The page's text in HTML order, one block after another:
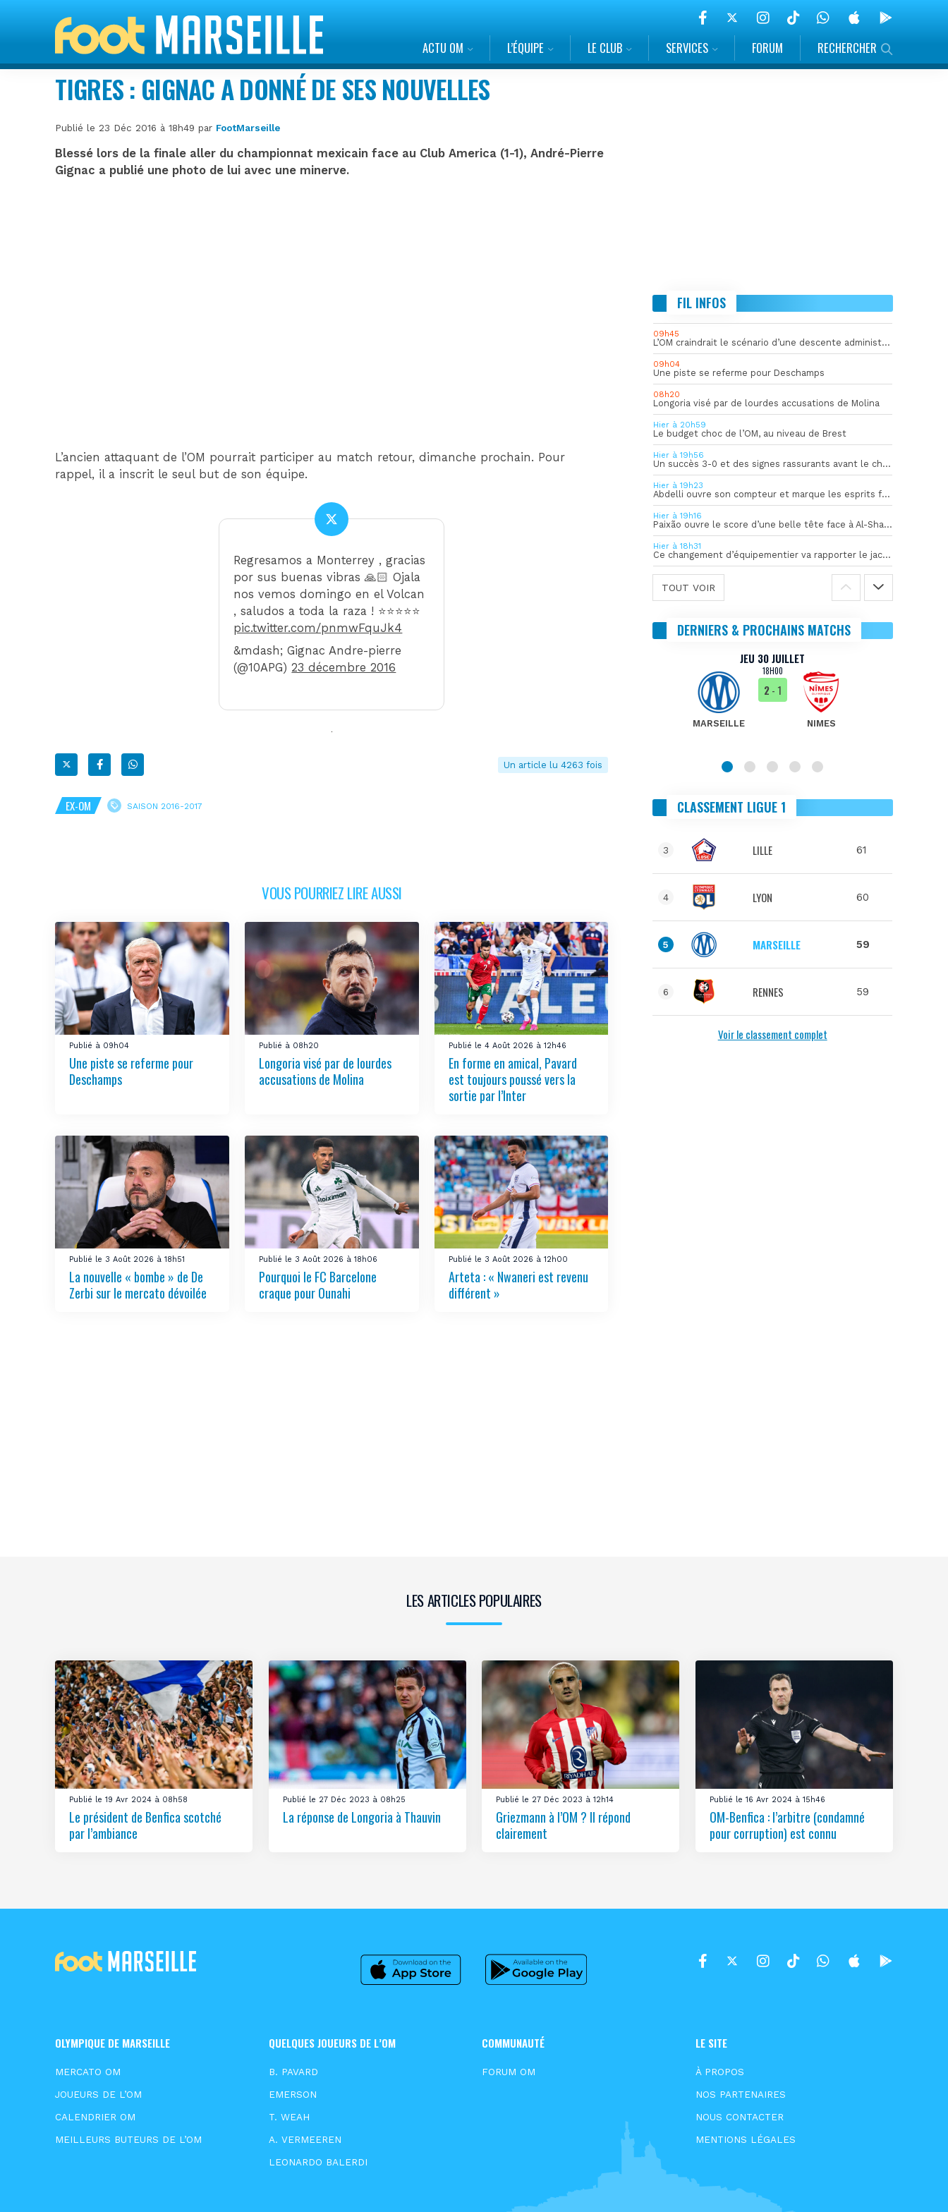
ACTU OM L’ÉQUIPE LE CLUB SERVICES FORUM RECHERCHER
TIGRES : GIGNAC A DONNÉ DE SES NOUVELLES
Publié le 23 Déc 2016 à 18h49 par FootMarseille
Blessé lors de la finale aller du championnat mexicain face au Club America (1-1), André-Pierre
Gignac a publié une photo de lui avec une minerve.
L’ancien attaquant de l’OM pourrait participer au match retour, dimanche prochain. Pour
rappel, il a inscrit le seul but de son équipe.
Regresamos a Monterrey , gracias
por sus buenas vibras 🙏🏻 Ojala
nos vemos domingo en el Volcan
, saludos a toda la raza ! ⭐️⭐️⭐️⭐️⭐️
pic.twitter.com/pnmwFquJk4
&mdash; Gignac Andre-pierre
(@10APG)23 décembre 2016
Un article lu 4263 fois
EX-OM SAISON 2016-2017
VOUS POURRIEZ LIRE AUSSI
Publié à 09h04
Une piste se referme pour
Deschamps
Publié à 08h20
Longoria visé par de lourdes
accusations de Molina
Publié le 4 Août 2026 à 12h46
En forme en amical, Pavard
est toujours poussé vers la
sortie par l’Inter
Publié le 3 Août 2026 à 18h51
La nouvelle « bombe » de De
Zerbi sur le mercato dévoilée
Publié le 3 Août 2026 à 18h06
Pourquoi le FC Barcelone
craque pour Ounahi
Publié le 3 Août 2026 à 12h00
Arteta : « Nwaneri est revenu
différent »
FIL INFOS
09h45
L’OM craindrait le scénario d’une descente administrative
09h04
Une piste se referme pour Deschamps
08h20
Longoria visé par de lourdes accusations de Molina
Hier à 20h59
Le budget choc de l’OM, au niveau de Brest
Hier à 19h56
Un succès 3-0 et des signes rassurants avant le choc face à Bilbao
Hier à 19h23
Abdelli ouvre son compteur et marque les esprits face à Al-Shahania
Hier à 19h16
Paixão ouvre le score d’une belle tête face à Al-Shahania
Hier à 18h31
Ce changement d’équipementier va rapporter le jackpot à l’OM
TOUT VOIR
DERNIERS & PROCHAINS MATCHS
JEU 30 JUILLET
18H00
MARSEILLE
2- 1
NIMES
CLASSEMENT LIGUE 1
3 LILLE 61
4 LYON 60
5 MARSEILLE 59
6 RENNES 59
Voir le classement complet
LES ARTICLES POPULAIRES
Publié le 19 Avr 2024 à 08h58
Le président de Benfica scotché
par l’ambiance
Publié le 27 Déc 2023 à 08h25
La réponse de Longoria à Thauvin
Publié le 27 Déc 2023 à 12h14
Griezmann à l’OM ? Il répond
clairement
Publié le 16 Avr 2024 à 15h46
OM-Benfica : l’arbitre (condamné
pour corruption) est connu
OLYMPIQUE DE MARSEILLE
MERCATO OM
JOUEURS DE L’OM
CALENDRIER OM
MEILLEURS BUTEURS DE L’OM
QUELQUES JOUEURS DE L’OM
B. PAVARD
EMERSON
T. WEAH
A. VERMEEREN
LEONARDO BALERDI
COMMUNAUTÉ
FORUM OM
LE SITE
À PROPOS
NOS PARTENAIRES
NOUS CONTACTER
MENTIONS LÉGALES